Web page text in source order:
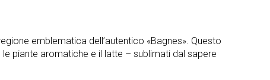
emblematica dell’autentico «Bagnes». Questo
piante aromatiche e il latte – sublimati dal sapere